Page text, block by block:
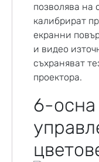
позволява на
калибрират
екранни
и видео
съхраняват
проектора.
6-осна